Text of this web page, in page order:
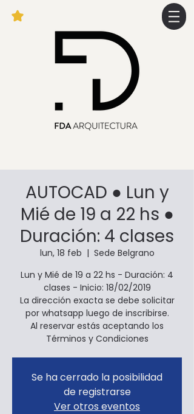
AUTOCAD ● Lun y
Mié de 19 a 22 hs ●
Duración: 4 clases
lun, 18 feb
  |
Sede Belgrano
Lun y Mié de 19 a 22 hs - Duración: 4
clases - Inicio: 18/02/2019
La dirección exacta se debe solicitar
por whatsapp luego de inscribirse.
Al reservar estás aceptando los
Términos y Condiciones
Se ha cerrado la posibilidad
de registrarse
Ver otros eventos